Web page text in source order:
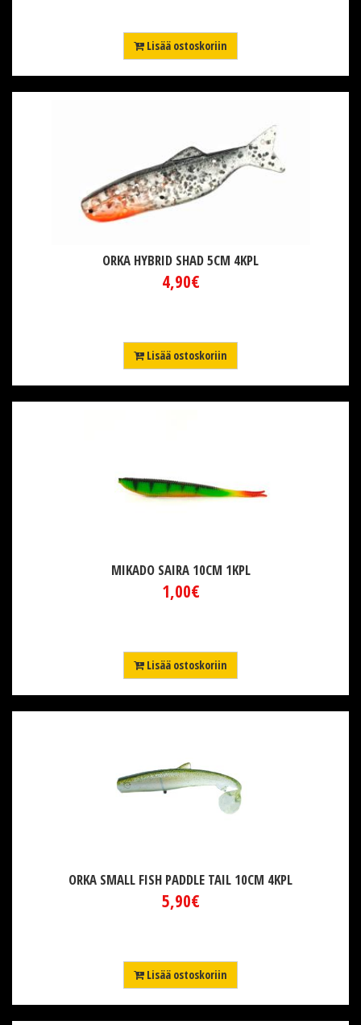
Lisää ostoskoriin
ORKA HYBRID SHAD 5CM 4KPL
4,90€
Lisää ostoskoriin
MIKADO SAIRA 10CM 1KPL
1,00€
Lisää ostoskoriin
ORKA SMALL FISH PADDLE TAIL 10CM 4KPL
5,90€
Lisää ostoskoriin